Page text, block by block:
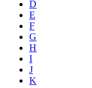
D
E
F
G
H
I
J
K